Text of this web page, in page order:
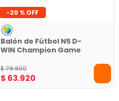
-20 %
Balón de Fútbol N5 D-
WIN Champion Game
Azul con Caja
$79.900
$ 63.920